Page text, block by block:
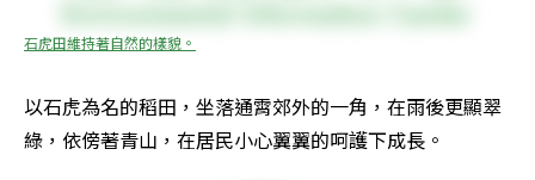
石虎田維持著自然的樣貌。
以石虎為名的稻田，坐落通霄郊外的一角，在雨後更顯翠
綠，依傍著青山，在居民小心翼翼的呵護下成長。